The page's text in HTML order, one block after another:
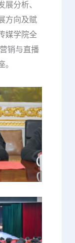
展分析、
方向及赋
媒学院全
销与直播
。